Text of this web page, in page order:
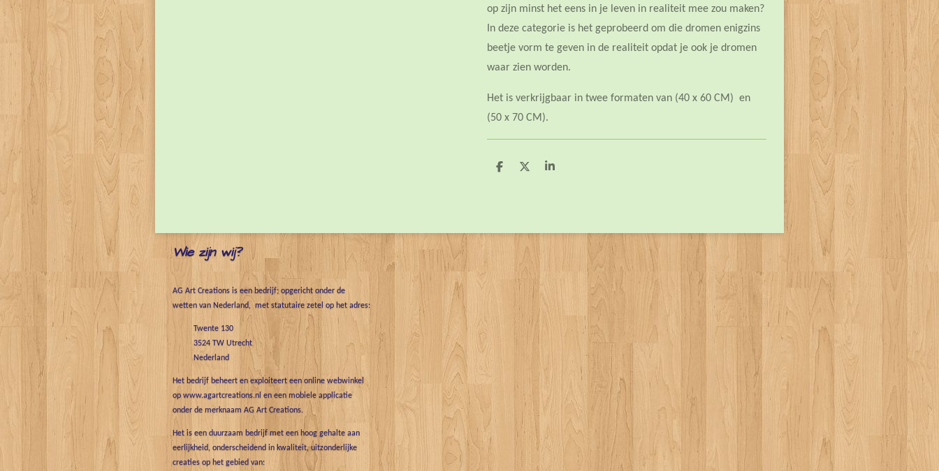
op zijn minst het eens in je leven in realiteit mee zou maken?
In deze categorie is het geprobeerd om die dromen enigzins
beetje vorm te geven in de realiteit opdat je ook je dromen
waar zien worden.
Het is verkrijgbaar in twee formaten van (40 x 60 CM) en
(50 x 70 CM).
D
D
S
Wie zijn wij?
AG Art Creations is een bedrijf; opgericht onder de
wetten van Nederland, met statutaire zetel op het adres:
Twente 130
3524 TW Utrecht
Nederland
Het bedrijf beheert en exploiteert een online webwinkel
op www.agartcreations.nl en een mobiele applicatie
onder de merknaam AG Art Creations.
Het is een duurzaam bedrijf met een hoog gehalte aan
eerlijkheid, onderscheidend in kwaliteit, uitzonderlijke
creaties op het gebied van: